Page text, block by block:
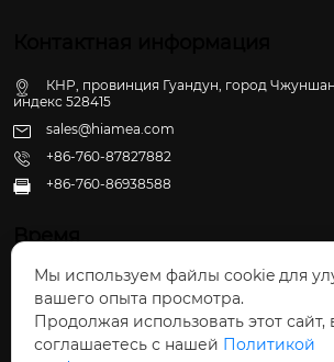
КНР, провинция Гуандун, город
индекс 528415
sales@hiamea.com
+86-760-87827882
 +86-760-86938588
Время
Пн - Пт: 09:30 - 22:00
Сб - Вс: 10:00 - 22:30
Мы используем файлы cookie для
вашего опыта просмотра.
Продолжая использовать этот сайт,
соглашаетесь с нашей Политикой